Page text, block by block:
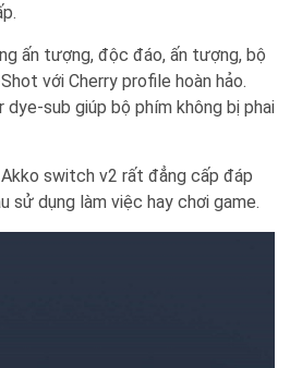
ấn tượng, độc đáo, ấn tượng, bộ
với Cherry profile hoàn hảo.
dye-sub giúp bộ phím không bị phai
switch v2 rất đẳng cấp đáp
sử dụng làm việc hay chơi game.